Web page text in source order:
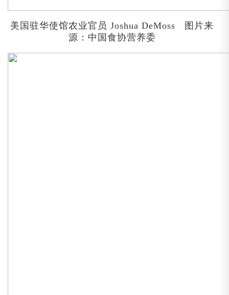
美国驻华使馆农业官员 Joshua DeMoss
图片来
源：中国食协营养委